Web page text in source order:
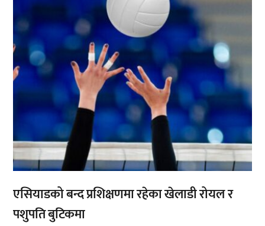
एसियाडको बन्द प्रशिक्षणमा रहेका खेलाडी रोयल र
पशुपति बुटिकमा